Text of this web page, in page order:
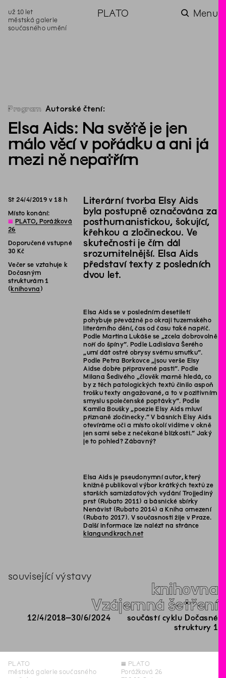
už 10 let
městská galerie
současného umění
PLATO Menu
Program Autorské čtení:
Elsa Aids: Na světě je jen
málo věcí v pořádku a ani já
mezi ně nepatřím
St 24/4/2019 v 18 h
Místo konání:
◊ PLATO, Porážková
26
Doporučené vstupné
30 Kč
Večer se vztahuje k
Dočasným
strukturám 1
( knihovna)
Literární tvorba Elsy Aids
byla postupně označována za
posthumanistickou, šokující,
křehkou a zločineckou. Ve
skutečnosti je čím dál
srozumitelnější. Elsa Aids
představí texty z posledních
dvou let.
Elsa Aids se v posledním desetiletí
pohybuje převážně po okraji tuzemského
literárního dění, čas od času také napříč.
Podle Martina Lukáše se „zcela dobrovolně
noří do špíny“. Podle Ladislava Šerého
„umí dát ostré obrysy svému smutku“.
Podle Petra Borkovce „jsou verše Elsy
Aidse dobře připravené pasti“. Podle
Milana Šedivého „člověk marně hledá, co
by z těch patologických textů činilo aspoň
trošku texty angažované, a to v pozitivním
smyslu společenské poptávky“. Podle
Kamila Boušky „poezie Elsy Aids mluví
přiznaně zločinecky.“ V básních Elsy Aids
otevíráme oči a místo okolí vidíme v okně
jen sami sebe z nečekané blízkosti.“ Jaký
je to pohled? Zábavný?
Elsa Aids je pseudonymní autor, který
knižně publikoval výbor krátkých textů ze
starších samizdatových vydání Trojjediný
prst (Rubato 2011) a básnické sbírky
Nenávist (Rubato 2014) a Kniha omezení
(Rubato 2017). V současnosti žije v Praze.
Další informace lze nalézt na stránce
klangundkrach.net
související výstavy
knihovna
Vzájemná šetření
12/4/2018–30/6/2024
součástí cyklu Dočasné
struktury 1
PLATO
městská galerie současného
◊ PLATO
Porážková 26